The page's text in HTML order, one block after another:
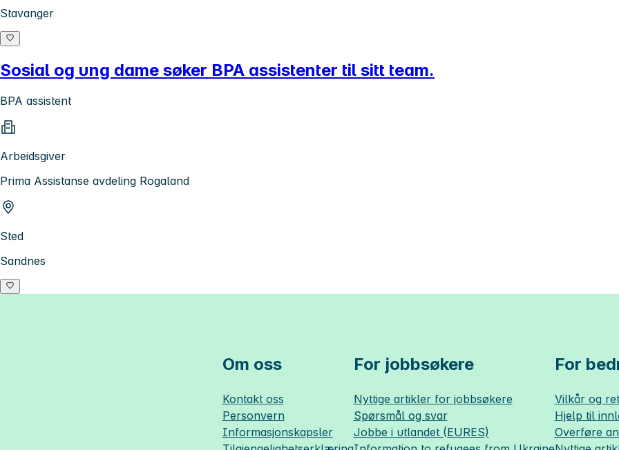
Stavanger
Sosial og ung dame søker BPA assistenter til sitt team.
BPA assistent
Arbeidsgiver
Prima Assistanse avdeling Rogaland
Sted
Sandnes
Om oss
Kontakt oss
Personvern
Informasjonskapsler
For jobbsøkere
Nyttige artikler for jobbsøkere
Spørsmål og svar
Jobbe i utlandet (EURES)
For
Vilkår og
Hjelp til
Overføre